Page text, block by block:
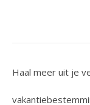
Haal meer uit je